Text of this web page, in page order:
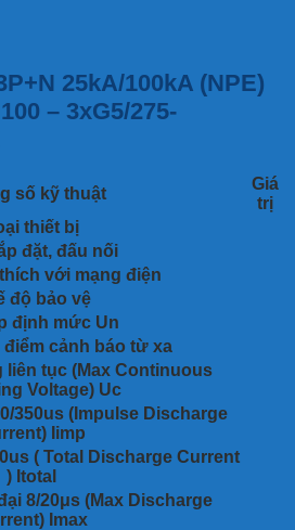
25kA/100kA (NPE)
– 3xG5/275-
số kỹ thuật
Giá
trị
thiết bị
đặt, đấu nối
với mạng điện
độ bảo vệ
định mức Un
cảnh báo từ xa
tục (Max Continuous
Voltage) Uc
350us (Impulse Discharge
Iimp
( Total Discharge Current
) Itotal
8/20μs (Max Discharge
Imax